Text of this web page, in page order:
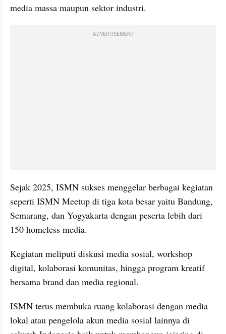
media massa maupun sektor industri.
ADVERTISEMENT
Sejak 2025, ISMN sukses menggelar berbagai kegiatan
seperti ISMN Meetup di tiga kota besar yaitu Bandung,
Semarang, dan Yogyakarta dengan peserta lebih dari
150 homeless media.
Kegiatan meliputi diskusi media sosial, workshop
digital, kolaborasi komunitas, hingga program kreatif
bersama brand dan media regional.
ISMN terus membuka ruang kolaborasi dengan media
lokal atau pengelola akun media sosial lainnya di